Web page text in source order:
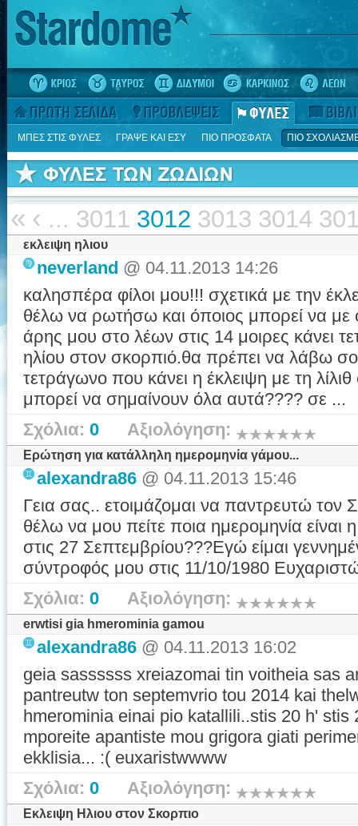
ΜΠΕΣ ΣΤΙΣ ΦΥΛΕΣ ΓΡΑΨΕ ΚΑΙ ΕΣΥ ΠΙΟ ΠΡΟΣΦΑΤΑ ΠΙΟ
« ‹ ... 3011 3012 3013 3014
εκλειψη ηλιου
neverland @ 04.11.2013 14:26
καλησπέρα φίλοι μου!!! σχετικά με την
θέλω να ρωτήσω και όποιος μπορεί να με
άρης μου στο λέων στις 14 μοιρες κάνει
ηλίου στον σκορπιό.θα πρέπει να λάβω
τετράγωνο που κάνει η έκλειψη με τη
μπορεί να σημαίνουν όλα αυτά???? σε ...
Σχόλια: 0 Αξιολόγηση:
Ερώτηση για κατάλληλη ημερομηνία γάμου...
alexandra86 @ 04.11.2013 15:46
Γεια σας.. ετοιμάζομαι να παντρευτώ τον
θέλω να μου πείτε ποια ημερομηνία είναι
στις 27 Σεπτεμβρίου???Εγώ είμαι
σύντροφός μου στις 11/10/1980
Σχόλια: 0 Αξιολόγηση:
erwtisi gia hmerominia gamou
alexandra86 @ 04.11.2013 16:02
geia sassssss xreiazomai tin voitheia sas
pantreutw ton septemvrio tou 2014 kai
hmerominia einai pio katallili..stis 20 h'
mporeite apantiste mou grigora giati
ekklisia... :( euxaristwwww
Σχόλια: 0 Αξιολόγηση:
Εκλειψη Ηλιου στον Σκορπιο